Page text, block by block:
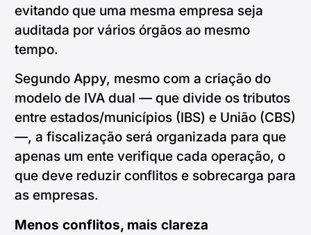
evitando que uma mesma empresa seja
auditada por vários órgãos ao mesmo
tempo.
Segundo Appy, mesmo com a criação do
modelo de IVA dual — que divide os tributos
entre estados/municípios (IBS) e União (CBS)
—, a fiscalização será organizada para que
apenas um ente verifique cada operação, o
que deve reduzir conflitos e sobrecarga para
as empresas.
Menos conflitos, mais clareza